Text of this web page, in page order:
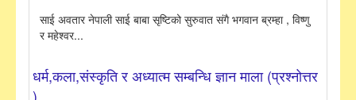
साई अवतार नेपाली साई बाबा सृष्टिको सुरुवात संगै भगवान ब्रम्हा , विष्णु
र महेश्वर...
धर्म,कला,संस्कृति र अध्यात्म सम्बन्धि ज्ञान माला (प्रश्नोत्तर
)